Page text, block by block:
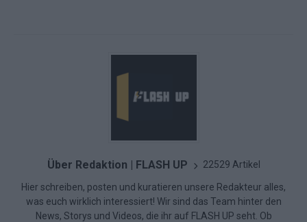
Über Redaktion | FLASH UP 22529 Artikel
Hier schreiben, posten und kuratieren unsere Redakteur alles,
was euch wirklich interessiert! Wir sind das Team hinter den
News, Storys und Videos, die ihr auf FLASH UP seht. Ob